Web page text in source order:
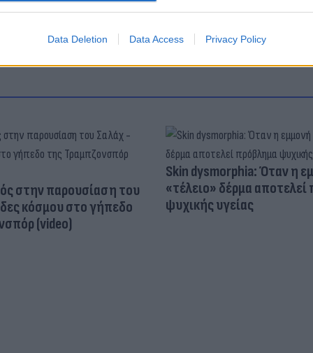
Data Deletion Data Access Privacy Policy
στην παρουσίαση του
κόσμου στο γήπεδο
(video)
Skin dysmorphia: Όταν η
«τέλειο» δέρμα
ψυχικής υγείας